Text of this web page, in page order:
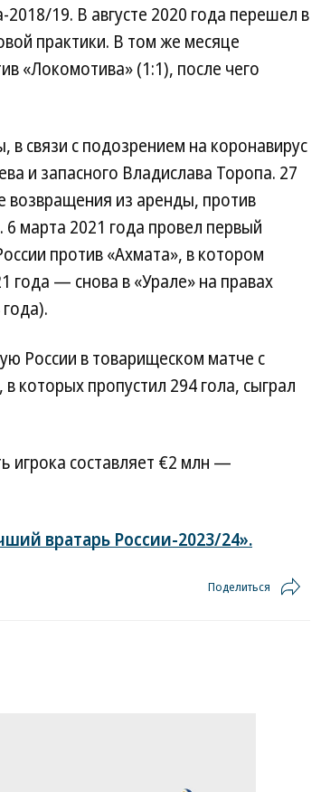
19. В августе 2020 года перешел в
практики. В том же месяце
«Локомотива» (1:1), после чего
связи с подозрением на коронавирус
и запасного Владислава Торопа. 27
возвращения из аренды, против
марта 2021 года провел первый
против «Ахмата», в котором
года — снова в «Урале» на правах
России в товарищеском матче с
которых пропустил 294 гола, сыграл
игрока составляет €2 млн —
вратарь России-2023/24».
Поделиться